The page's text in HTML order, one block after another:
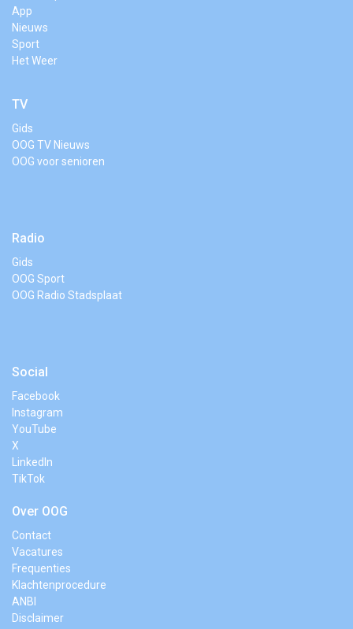
App
Nieuws
Sport
Het Weer
TV
Gids
OOG TV Nieuws
OOG voor senioren
Radio
Gids
OOG Sport
OOG Radio Stadsplaat
Social
Facebook
Instagram
YouTube
X
LinkedIn
TikTok
Over OOG
Contact
Vacatures
Frequenties
Klachtenprocedure
ANBI
Disclaimer